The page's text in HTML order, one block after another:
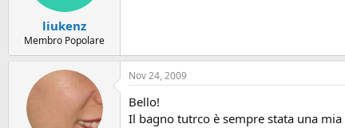
liukenz
Membro Popolare
Nov 24, 2009
Bello!
Il bagno tutrco è sempre stata una mia